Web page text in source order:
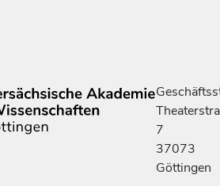
7
37073
Göttingen